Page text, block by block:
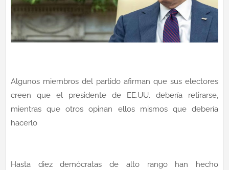
Algunos miembros del partido afirman que sus electores
creen que el presidente de EE.UU. debería retirarse,
mientras que otros opinan ellos mismos que debería
hacerlo
Hasta diez demócratas de alto rango han hecho